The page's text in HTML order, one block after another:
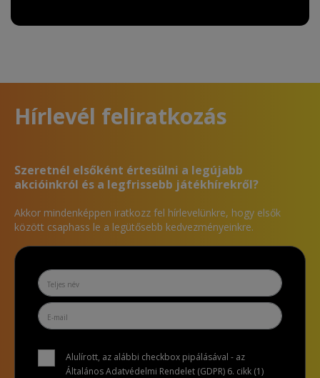
Hírlevél feliratkozás
Szeretnél elsőként értesülni a legújabb
akcióinkról és a legfrissebb játékhírekről?
Akkor mindenképpen iratkozz fel hírlevelünkre, hogy elsők
között csaphass le a legütősebb kedvezményeinkre.
Alulírott, az alábbi checkbox pipálásával - az
Általános Adatvédelmi Rendelet (GDPR) 6. cikk (1)